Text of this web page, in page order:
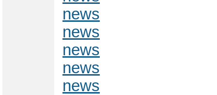
news
news
news
news
news